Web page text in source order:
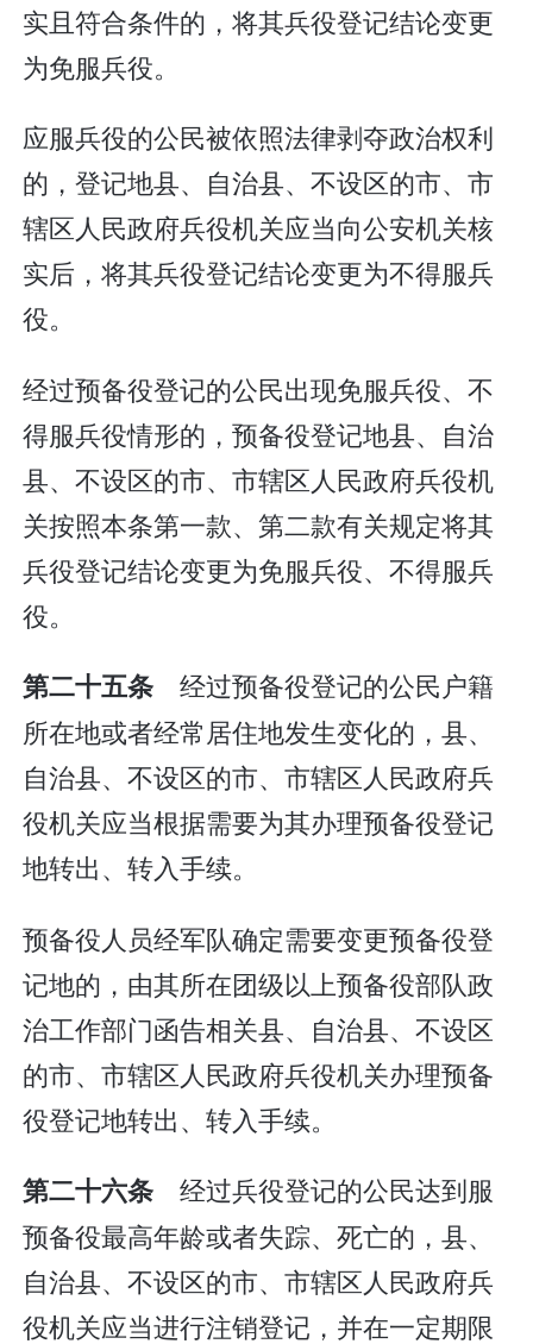
实且符合条件的，将其兵役登记结论变更
为免服兵役。
应服兵役的公民被依照法律剥夺政治权利
的，登记地县、自治县、不设区的市、市
辖区人民政府兵役机关应当向公安机关核
实后，将其兵役登记结论变更为不得服兵
役。
经过预备役登记的公民出现免服兵役、不
得服兵役情形的，预备役登记地县、自治
县、不设区的市、市辖区人民政府兵役机
关按照本条第一款、第二款有关规定将其
兵役登记结论变更为免服兵役、不得服兵
役。
第二十五条经过预备役登记的公民户籍
所在地或者经常居住地发生变化的，县、
自治县、不设区的市、市辖区人民政府兵
役机关应当根据需要为其办理预备役登记
地转出、转入手续。
预备役人员经军队确定需要变更预备役登
记地的，由其所在团级以上预备役部队政
治工作部门函告相关县、自治县、不设区
的市、市辖区人民政府兵役机关办理预备
役登记地转出、转入手续。
第二十六条经过兵役登记的公民达到服
预备役最高年龄或者失踪、死亡的，县、
自治县、不设区的市、市辖区人民政府兵
役机关应当进行注销登记，并在一定期限